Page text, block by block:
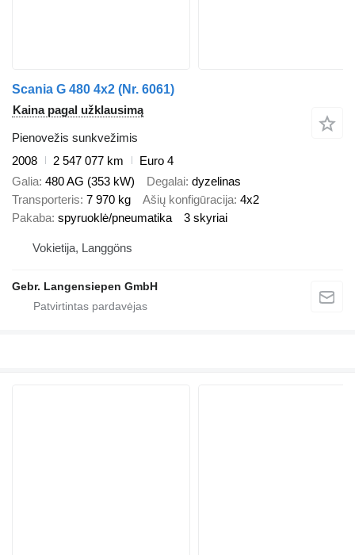
Scania G 480 4x2 (Nr. 6061)
Kaina pagal užklausimą
Pienovežis sunkvežimis
2008
2 547 077 km
Euro 4
Galia 480 AG (353 kW) Degalai dyzelinas
Transporteris 7 970 kg Ašių konfigūracija 4x2
Pakaba spyruoklė/pneumatika 3 skyriai
Vokietija, Langgöns
Gebr. Langensiepen GmbH